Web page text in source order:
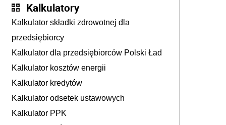
Kalkulatory
Kalkulator składki zdrowotnej dla
przedsiębiorcy
Kalkulator dla przedsiębiorców Polski Ład
Kalkulator kosztów energii
Kalkulator kredytów
Kalkulator odsetek ustawowych
Kalkulator PPK